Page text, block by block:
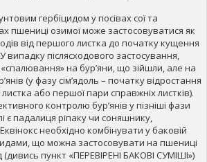
гербіцидом у посівах сої та
пшениці озимої може застосовуватися як
від першого листка до початку кущення
випадку післясходового застосування,
на бур’яни, що зійшли, але на
(у фазу сім’ядоль – початку відростання
або першої пари справжніх листків).
контролю бур’янів у пізніші фази
є падалиця ріпаку чи соняшнику,
необхідно комбінувати у баковій
що можна застосовувати на пшениці
(дивись пункт «ПЕРЕВІРЕНІ БАКОВІ СУМІШІ»)